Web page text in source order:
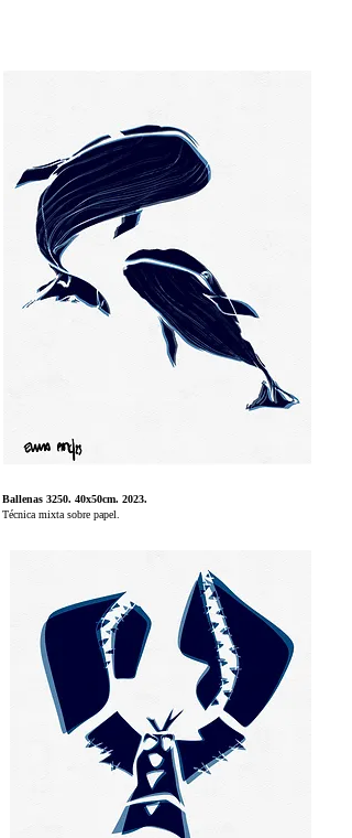
Ballenas 3250. 40x50cm. 2023.
Técnica mixta sobre papel.